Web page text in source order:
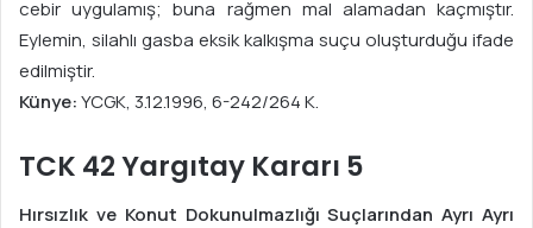
cebir uygulamış; buna rağmen mal alamadan kaçmıştır.
Eylemin, silahlı gasba eksik kalkışma suçu oluşturduğu ifade
edilmiştir.
Künye:YCGK, 3.12.1996, 6-242/264 K.
TCK 42 Yargıtay Kararı 5
Hırsızlık ve Konut Dokunulmazlığı Suçlarından Ayrı Ayrı